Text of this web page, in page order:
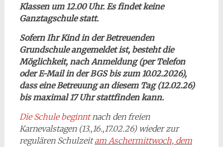
Klassen um 12.00 Uhr. Es findet keine
Ganztagschule statt.
Sofern Ihr Kind in der Betreuenden
Grundschule angemeldet ist, besteht die
Möglichkeit, nach Anmeldung (per Telefon
oder E-Mail in der BGS bis zum 10.02.2026),
dass eine Betreuung an diesem Tag (12.02.26)
bis maximal 17 Uhr stattfinden kann.
Die Schule beginntnach den freien
Karnevalstagen (13.,16.,17.02.26) wieder zur
regulären Schulzeitam Aschermittwoch, dem